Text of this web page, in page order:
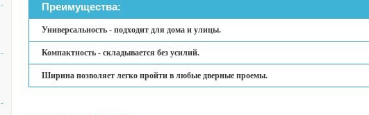
Преимущества:
Универсальность - подходит для дома и улицы.
Компактность - складывается без усилий.
Ширина позволяет легко пройти в любые дверные проемы.